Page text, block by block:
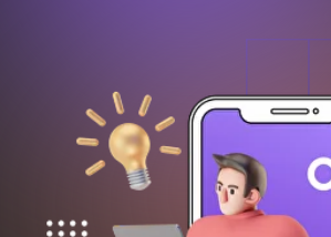
*Все иностранные термины и названия сервисов вы можете
найти с расшифровкой внизу страницы.